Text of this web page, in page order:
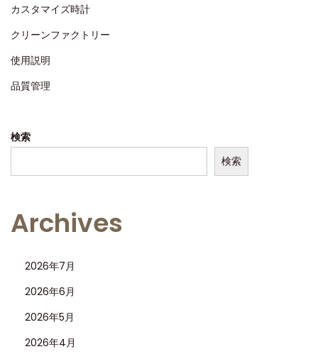
n
5
カスタマイズ時計
クリーンファクトリー
使用説明
品質管理
検索
検索
Archives
2026年7月
2026年6月
2026年5月
2026年4月